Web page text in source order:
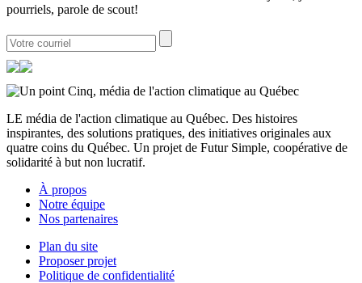
pourriels, parole de scout!
LE média de l'action climatique au Québec. Des histoires
inspirantes, des solutions pratiques, des initiatives originales aux
quatre coins du Québec. Un projet de Futur Simple, coopérative de
solidarité à but non lucratif.
À propos
Notre équipe
Nos partenaires
Plan du site
Proposer projet
Politique de confidentialité